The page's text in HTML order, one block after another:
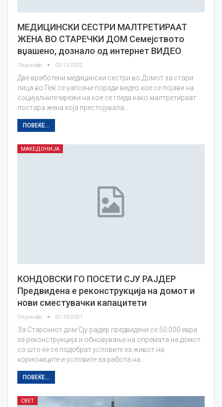
МЕДИЦИНСКИ СЕСТРИ МАЛТРЕТИРААТ
ЖЕНА ВО СТАРЕЧКИ ДОМ Семејството
вџашено, дознало од интернет ВИДЕО
Плусинфо 02/11/2022
Две вработени медицински сестри во Домот за стари
лица во Пеќ се уапсени поради видео кое се појави на
социјалните мрежи на кое се гледа како малтретираат
постара жена која престојувала…
ПОВЕЌЕ...
МАКЕДОНИЈА
КОНДОВСКИ ГО ПОСЕТИ СЈУ РАЈДЕР
Предвидена е реконструкција на домот и
нови сместувачки капацитети
Плусинфо 01/10/2021
За Старскиот дом Сју рајдер предвидени се 50.000 евра
за реконструкција и обновување на опремата на домот
со што ќе се подобрат условите за живот на
корисниците и условите за работа на…
ПОВЕЌЕ...
СВЕТ